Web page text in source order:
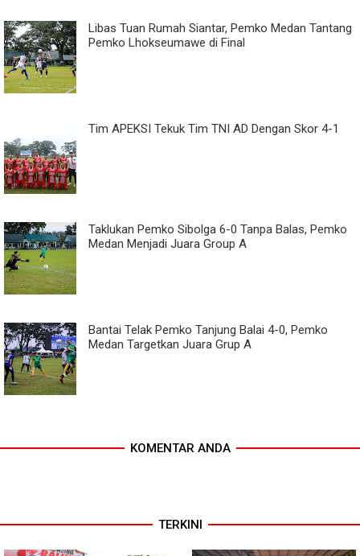
Libas Tuan Rumah Siantar, Pemko Medan Tantang
Pemko Lhokseumawe di Final
Tim APEKSI Tekuk Tim TNI AD Dengan Skor 4-1
Taklukan Pemko Sibolga 6-0 Tanpa Balas, Pemko
Medan Menjadi Juara Group A
Bantai Telak Pemko Tanjung Balai 4-0, Pemko
Medan Targetkan Juara Grup A
KOMENTAR ANDA
TERKINI